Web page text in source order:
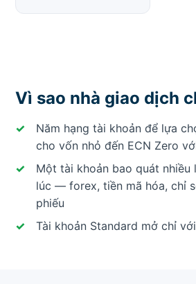
Vì sao nhà giao dịch
Năm hạng tài khoản để lựa
cho vốn nhỏ đến ECN Zero
Một tài khoản bao quát nhiều
lúc — forex, tiền mã hóa, chỉ
phiếu
Tài khoản Standard mở chỉ